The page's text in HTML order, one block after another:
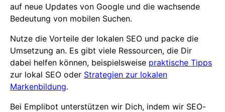
auf neue Updates von Google und die wachsende
Bedeutung von mobilen Suchen.
Nutze die Vorteile der lokalen SEO und packe die
Umsetzung an. Es gibt viele Ressourcen, die Dir
dabei helfen können, beispielsweise praktische Tipps
zur lokal SEO oder Strategien zur lokalen
Markenbildung.
Bei Emplibot unterstützen wir Dich, indem wir SEO-